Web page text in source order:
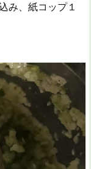
み、紙コップ１